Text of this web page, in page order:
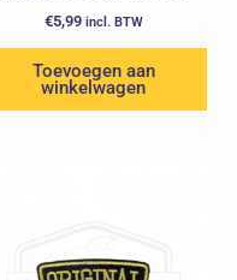
€5,99 incl. BTW
Toevoegen aan
winkelwagen